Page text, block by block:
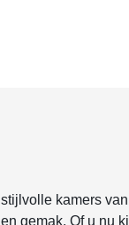
kamers
gemak. Of u nu